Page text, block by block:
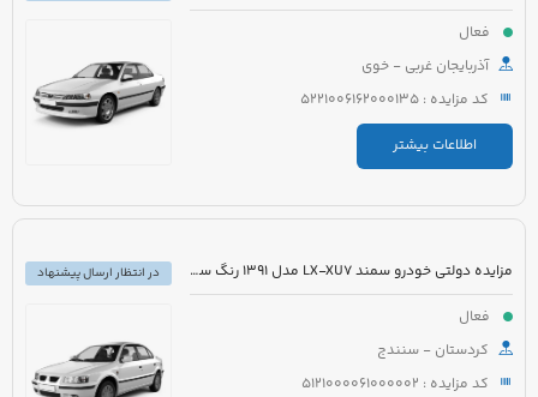
فعال
آذربایجان غربی - خوی
کد مزایده : 5221006162000135
اطلاعات بیشتر
مزایده دولتی خودرو سمند LX-XU7 مدل 1391 رنگ سفید
فعال
کردستان - سنندج
کد مزایده : 5121000061000002
در انتظار ارسال پیشنهاد